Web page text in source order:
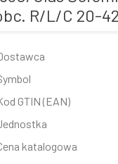
R/L/C 20-
Wartość
GTIN (EAN)
katalogowa